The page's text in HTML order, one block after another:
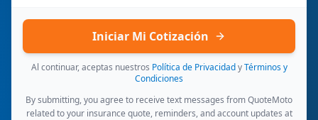
Iniciar Mi Cotización
Al continuar, aceptas nuestros Política de Privacidad y Términos y
Condiciones
By submitting, you agree to receive text messages from QuoteMoto
related to your insurance quote, reminders, and account updates at